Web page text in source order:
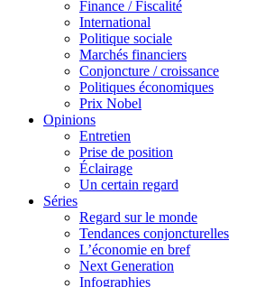
Finance / Fiscalité
International
Politique sociale
Marchés financiers
Conjoncture / croissance
Politiques économiques
Prix Nobel
Opinions
Entretien
Prise de position
Éclairage
Un certain regard
Séries
Regard sur le monde
Tendances conjoncturelles
L’économie en bref
Next Generation
Infographies